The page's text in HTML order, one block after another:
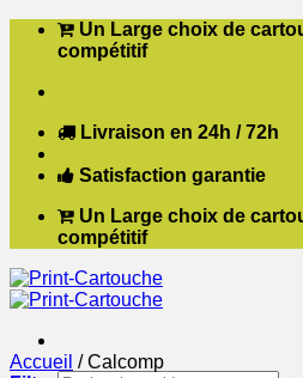
Passer Un Large choix de
compétitif
Livraison en 24h / 72h
Satisfaction garantie
Un Large choix de
compétitif
Accueil /Calcomp